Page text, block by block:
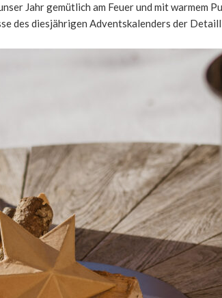
Jahr gemütlich am Feuer und mit warmem
des diesjährigen Adventskalenders der